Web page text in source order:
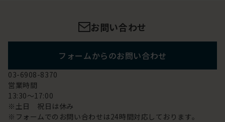
お問い合わせ
フォームからのお問い合わせ
03-6908-8370
営業時間
13:30～17:00
※土日 祝日は休み
※フォームでのお問い合わせは24時間対応しております。